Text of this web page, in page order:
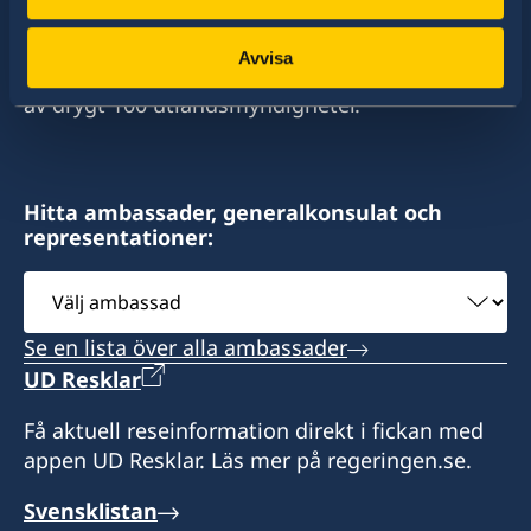
Avvisa
stort sett alla stater i världen. I ungefär hälften
av dessa stater har Sverige ambassader och
konsulat. Sveriges utrikesrepresentation består
av drygt 100 utlandsmyndigheter.
Hitta ambassader, generalkonsulat och
representationer:
Välj
ambassad
Se en lista över alla ambassader
UD Resklar
Få aktuell reseinformation direkt i fickan med
appen UD Resklar. Läs mer på regeringen.se.
Svensklistan